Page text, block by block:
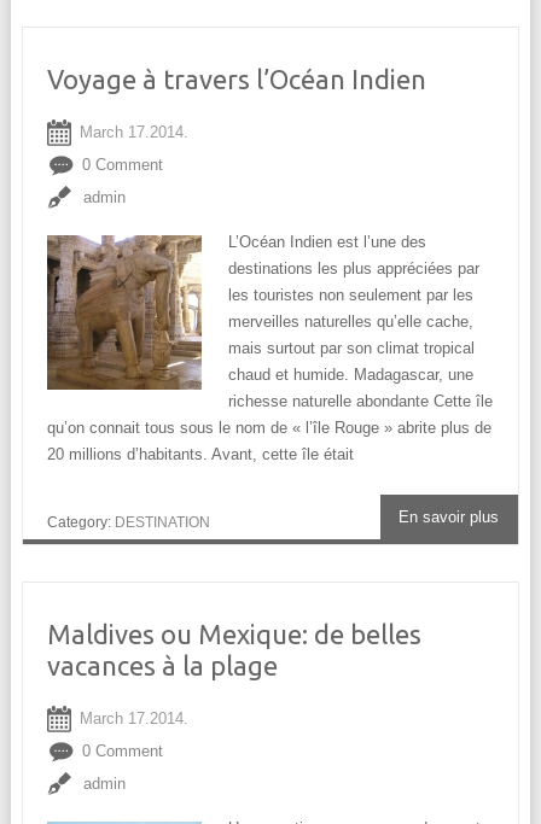
Voyage à travers l’Océan Indien
March 17.2014.
0 Comment
admin
L’Océan Indien est l’une des
destinations les plus appréciées par
les touristes non seulement par les
merveilles naturelles qu’elle cache,
mais surtout par son climat tropical
chaud et humide. Madagascar, une
richesse naturelle abondante Cette île
qu’on connait tous sous le nom de « l’île Rouge » abrite plus de
20 millions d’habitants. Avant, cette île était
Category: DESTINATION En savoir plus
Maldives ou Mexique: de belles
vacances à la plage
March 17.2014.
0 Comment
admin